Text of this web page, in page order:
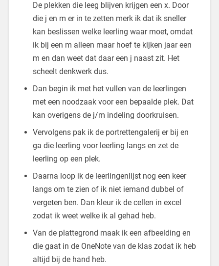
De plekken die leeg blijven krijgen een x. Door
die j en m er in te zetten merk ik dat ik sneller
kan beslissen welke leerling waar moet, omdat
ik bij een m alleen maar hoef te kijken jaar een
m en dan weet dat daar een j naast zit. Het
scheelt denkwerk dus.
Dan begin ik met het vullen van de leerlingen
met een noodzaak voor een bepaalde plek. Dat
kan overigens de j/m indeling doorkruisen.
Vervolgens pak ik de portrettengalerij er bij en
ga die leerling voor leerling langs en zet de
leerling op een plek.
Daarna loop ik de leerlingenlijst nog een keer
langs om te zien of ik niet iemand dubbel of
vergeten ben. Dan kleur ik de cellen in excel
zodat ik weet welke ik al gehad heb.
Van de plattegrond maak ik een afbeelding en
die gaat in de OneNote van de klas zodat ik heb
altijd bij de hand heb.